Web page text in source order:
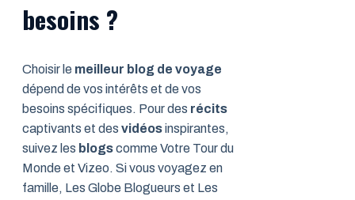
besoins ?
Choisir le meilleur blog de voyage
dépend de vos intérêts et de vos
besoins spécifiques. Pour des récits
captivants et des vidéosinspirantes,
suivez les blogscomme Votre Tour du
Monde et Vizeo. Si vous voyagez en
famille, Les Globe Blogueurs et Les